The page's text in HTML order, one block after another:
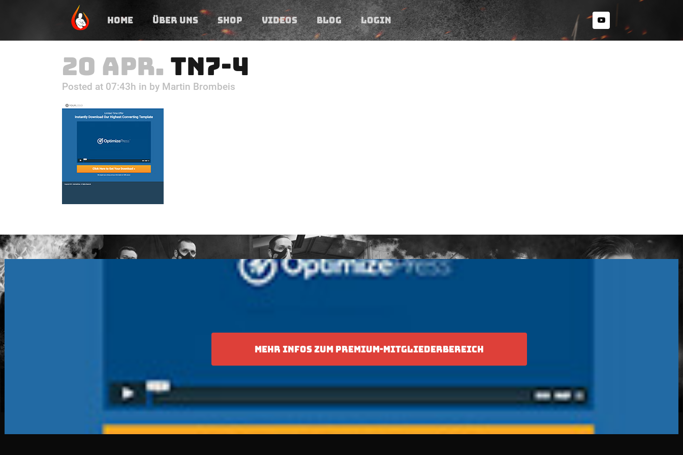
HOME ÜBER UNS SHOP VIDEOS BLOG LOGIN
20 APR. TN7-4
Posted at 07:43h in by Martin Brombeis
MEHR INFOS ZUM PREMIUM-MITGLIEDERBEREICH